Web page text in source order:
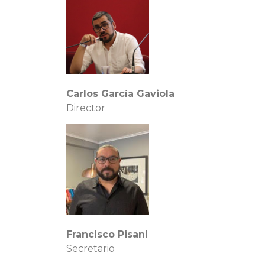
Carlos García Gaviola
Director
Francisco Pisani
Secretario